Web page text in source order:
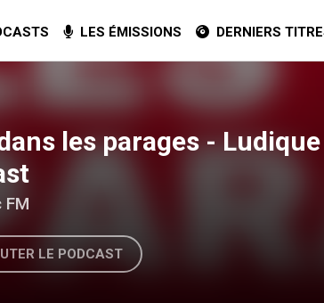
LES ÉMISSIONS DERNIERS
les parages -
FM
LE PODCAST